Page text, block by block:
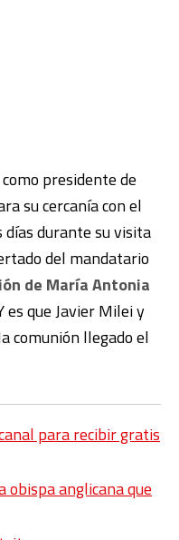
presidente de
su cercanía con el
días durante su visita
del mandatario
de María Antonia
es que Javier Milei y
comunión llegado el
para recibir gratis
obispa anglicana que